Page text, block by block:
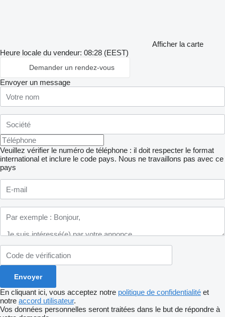
Afficher la carte
Heure locale du vendeur: 08:28 (EEST)
Demander un rendez-vous
Envoyer un message
Veuillez vérifier le numéro de téléphone : il doit respecter le format
international et inclure le code pays. Nous ne travaillons pas avec ce
pays
En cliquant ici, vous acceptez notre politique de confidentialité et
notre accord utilisateur.
Vos données personnelles seront traitées dans le but de répondre à